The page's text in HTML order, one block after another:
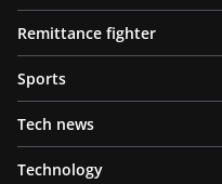
Remittance fighter
Sports
Tech news
Technology